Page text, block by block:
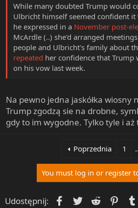
While many doubted Trump would
Ulbricht himself seemed confident it
he expressed in a November post-
McArdle (..) she'd arranged
people and Ulbricht's family about
repeated her confidence that Trump
on his vow last week.
Na pewno jedna jaskółka wiosny
Trump zgodzą sie na drobne,
gdy to im wygodne. Tylko tyle i aż
Poprzednia 1
You must log in or register
Udostępnij: Facebook
Twitter Reddit